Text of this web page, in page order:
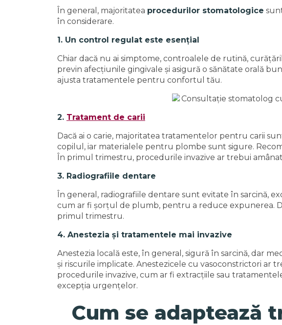
În general, majoritatea procedurilor stomatologice
în considerare.
1. Un control regulat este esențial
Chiar dacă nu ai simptome, controalele de rutină,
previn afecțiunile gingivale și asigură o sănătate orală
ajusta tratamentele pentru confortul tău.
2. Tratament de carii
Dacă ai o carie, majoritatea tratamentelor pentru carii
copilul, iar materialele pentru plombe sunt sigure.
În primul trimestru, procedurile invazive ar trebui
3. Radiografiile dentare
În general, radiografiile dentare sunt evitate în sarcină,
cum ar fi șorțul de plumb, pentru a reduce expunerea.
primul trimestru.
4. Anestezia și tratamentele mai invazive
Anestezia locală este, în general, sigură în sarcină, dar
și riscurile implicate. Anestezicele cu vasoconstrictori ar
procedurile invazive, cum ar fi extracțiile sau
excepția urgențelor.
Cum se adaptează